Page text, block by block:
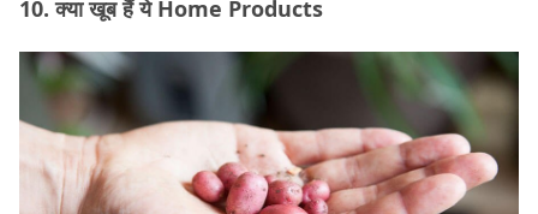
10. क्या खूब हैं ये Home Products